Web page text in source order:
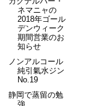
ネマニャの
2018年ゴール
デンウィーク
期間営業のお
知らせ
ノンアルコール
純引氣水ジン
No.19
静岡で蒸留の勉
強